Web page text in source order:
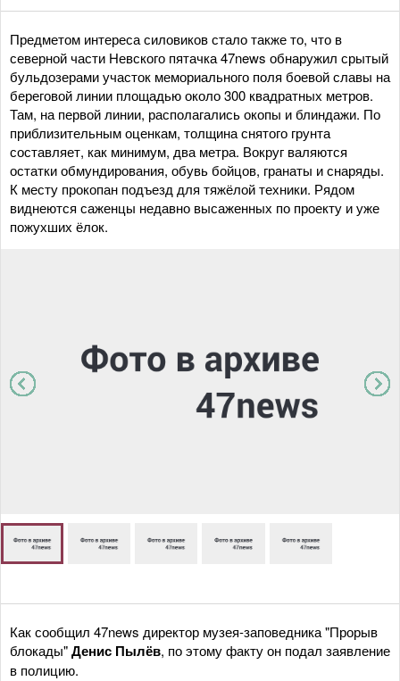
Предметом интереса силовиков стало также то, что в
северной части Невского пятачка 47news обнаружил срытый
бульдозерами участок мемориального поля боевой славы на
береговой линии площадью около 300 квадратных метров.
Там, на первой линии, располагались окопы и блиндажи. По
приблизительным оценкам, толщина снятого грунта
составляет, как минимум, два метра. Вокруг валяются
остатки обмундирования, обувь бойцов, гранаты и снаряды.
К месту прокопан подъезд для тяжёлой техники. Рядом
виднеются саженцы недавно высаженных по проекту и уже
пожухших ёлок.
Как сообщил 47news директор музея-заповедника "Прорыв
блокады"Денис Пылёв, по этому факту он подал заявление
в полицию.